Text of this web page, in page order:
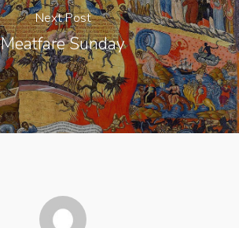
Next Post
Meatfare Sunday